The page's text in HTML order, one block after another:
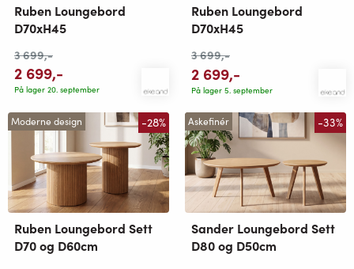
Ruben Loungebord
D70xH45
3 699,-
2 699,-
På lager 20. september
Ruben Loungebord
D70xH45
3 699,-
2 699,-
På lager 5. september
Moderne design -28%
Ruben Loungebord Sett
D70 og D60cm
Askefinér -33%
Sander Loungebord Sett
D80 og D50cm